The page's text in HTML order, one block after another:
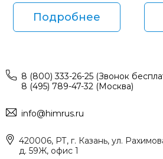
Подробнее
8 (800) 333-26-25 (Звонок
8 (495) 789-47-32 (Москва)
info@himrus.ru
420006, РТ, г. Казань, ул.
д. 59Ж, офис 1